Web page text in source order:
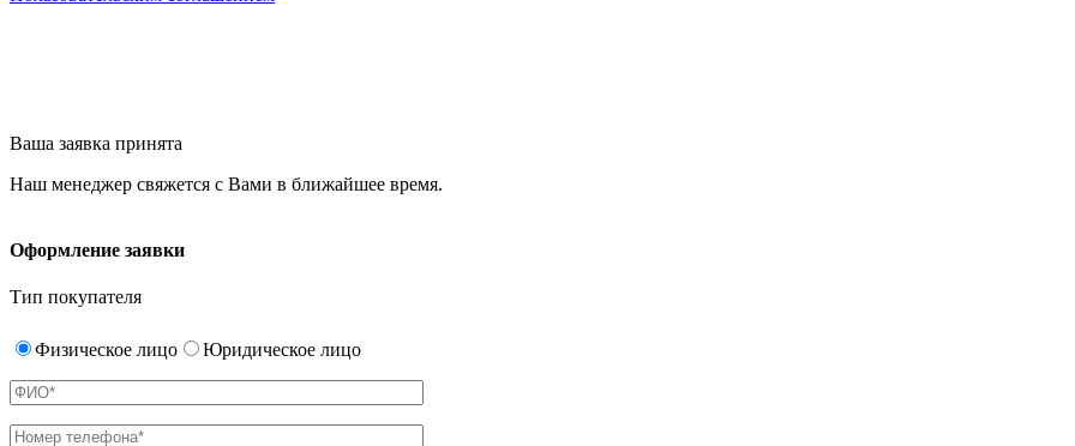
Ваша заявка принята
Наш менеджер свяжется с Вами в ближайшее время.
Оформление заявки
Тип покупателя
Физическое лицо Юридическое лицо